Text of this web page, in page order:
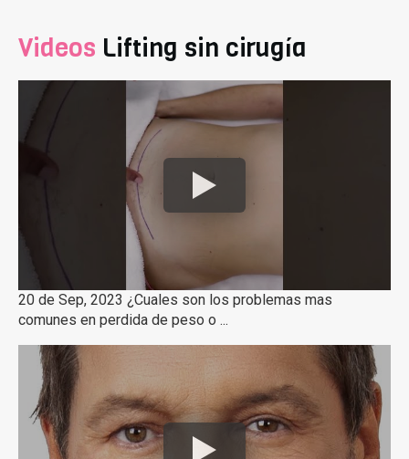
Videos Lifting sin cirugía
20 de Sep, 2023 ¿Cuales son los problemas mas
comunes en perdida de peso o ...